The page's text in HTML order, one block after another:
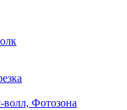
волл, Фотозона